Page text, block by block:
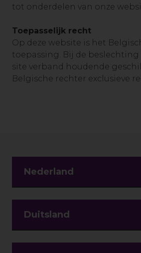
tot onderdelen van onze
Toepasselijk recht
Op deze website is het
toepassing. Bij de beslechting
site verband houdende
Belgische rechter exclusieve
Nederland
Duitsland